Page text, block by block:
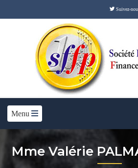
Suivez-
Menu
Mme Valérie